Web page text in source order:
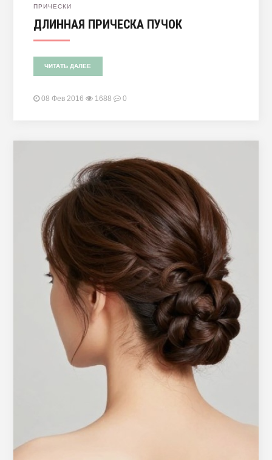
ПРИЧЕСКИ
ДЛИННАЯ ПРИЧЕСКА ПУЧОК
ЧИТАТЬ ДАЛЕЕ
08 Фев 2016 1688 0